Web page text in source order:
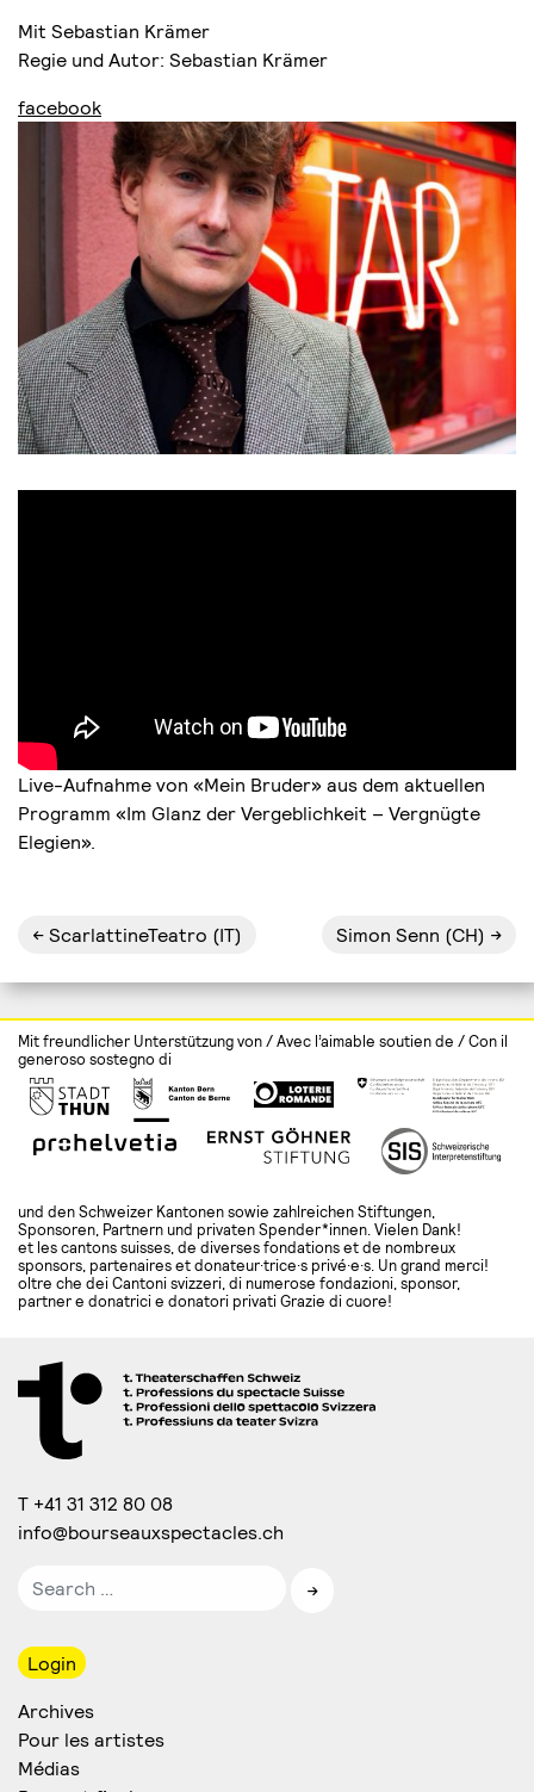
Mit Sebastian Krämer
Regie und Autor: Sebastian Krämer
facebook
Live-Aufnahme von «Mein Bruder» aus dem aktuellen
Programm «Im Glanz der Vergeblichkeit – Vergnügte
Elegien».
ScarlattineTeatro (IT) Simon Senn (CH)
Mit freundlicher Unterstützung von / Avec l’aimable soutien de / Con il
generoso sostegno di
und den Schweizer Kantonen sowie zahlreichen Stiftungen,
Sponsoren, Partnern und privaten Spender*innen. Vielen Dank!
et les cantons suisses, de diverses fondations et de nombreux
sponsors, partenaires et donateur·trice·s privé·e·s. Un grand merci!
oltre che dei Cantoni svizzeri, di numerose fondazioni, sponsor,
partner e donatrici e donatori privati Grazie di cuore!
T +41 31 312 80 08
info@bourseauxspectacles.ch
Login
Archives
Pour les artistes
Médias